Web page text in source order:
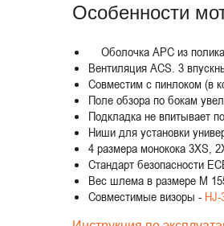
Особенности
Оболочка APC из
Вентиляция ACS. 3
Совместим с пинлоком (в
Поле обзора по бокам
Подкладка не впитывает
Ниши для установки
4 размера монокока 3XS,
Стандарт безопасности
Вес шлема в размере M
Совместимые визоры - HJ-